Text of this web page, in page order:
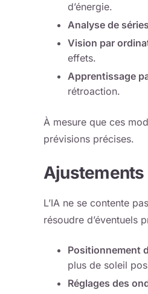
d’énergie.
Analyse de
Vision par
effets.
Apprentissage
rétroaction.
À mesure que ces
prévisions précises.
L’IA ne se contente
résoudre d’éventuels
Positionnement
plus de soleil
Réglages des